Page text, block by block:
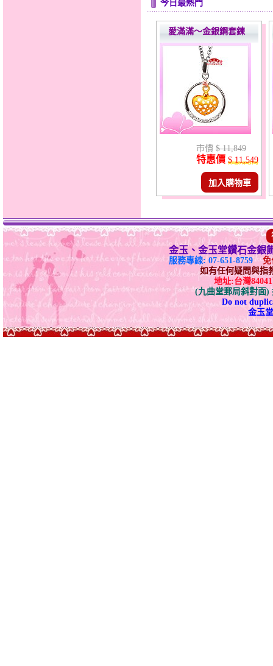
今日最熱門
愛滿滿～金銀鋼套鍊
市價 $ 11,849
特惠價 $ 11,549
加入購物車
金玉、金玉堂鑽石金銀
服務專線: 07-651-8759
免
如有任何疑問與指
地址:台灣
(九曲堂郵局斜對面)
Do not
金玉